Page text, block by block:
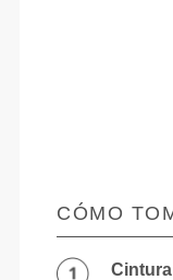
CÓMO
Cintura